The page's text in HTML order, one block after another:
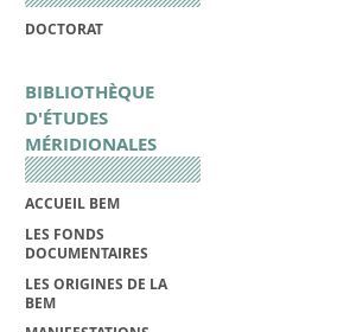
DOCTORAT
BIBLIOTHÈQUE
D'ÉTUDES
MÉRIDIONALES
ACCUEIL BEM
LES FONDS
DOCUMENTAIRES
LES ORIGINES DE LA
BEM